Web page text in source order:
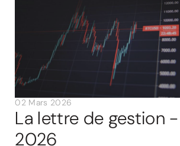
02 Mars 2026
La lettre de gestion
2026